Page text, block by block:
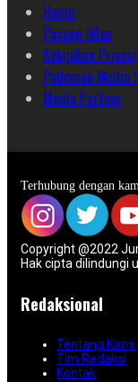
Home
Pasang Iklan
Kebijakan Privasi
Pedoman Media
Media Partner
Terhubung dengan
Copyright @2022
Hak cipta dilindungi
Redaksional
Tentang Kami
Tim Redaksi
Kontak